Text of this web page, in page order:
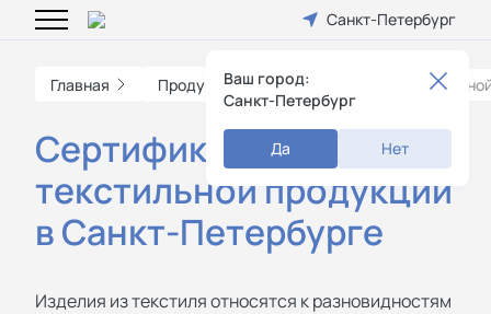
Санкт-Петербург
Ваш город:
Санкт-Петербург
Да Нет
Главная Продукция Cертификация
Cертификация
текстильной продукции
в Санкт-Петербурге
Изделия из текстиля относятся к разновидностям